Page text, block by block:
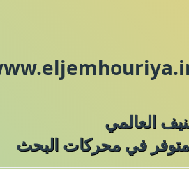
العالمي
في محركات البحث